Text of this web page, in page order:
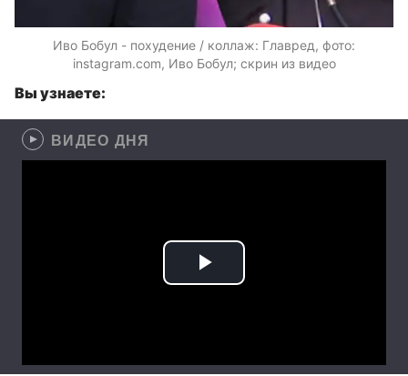
Иво Бобул - похудение / коллаж: Главред, фото:
instagram.com, Иво Бобул; скрин из видео
Вы узнаете:
ВИДЕО ДНЯ